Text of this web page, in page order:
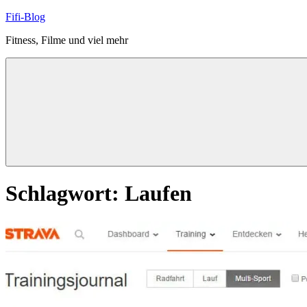
Zum
springen
Fifi-Blog
Fitness, Filme und viel mehr
Schlagwort: Laufen